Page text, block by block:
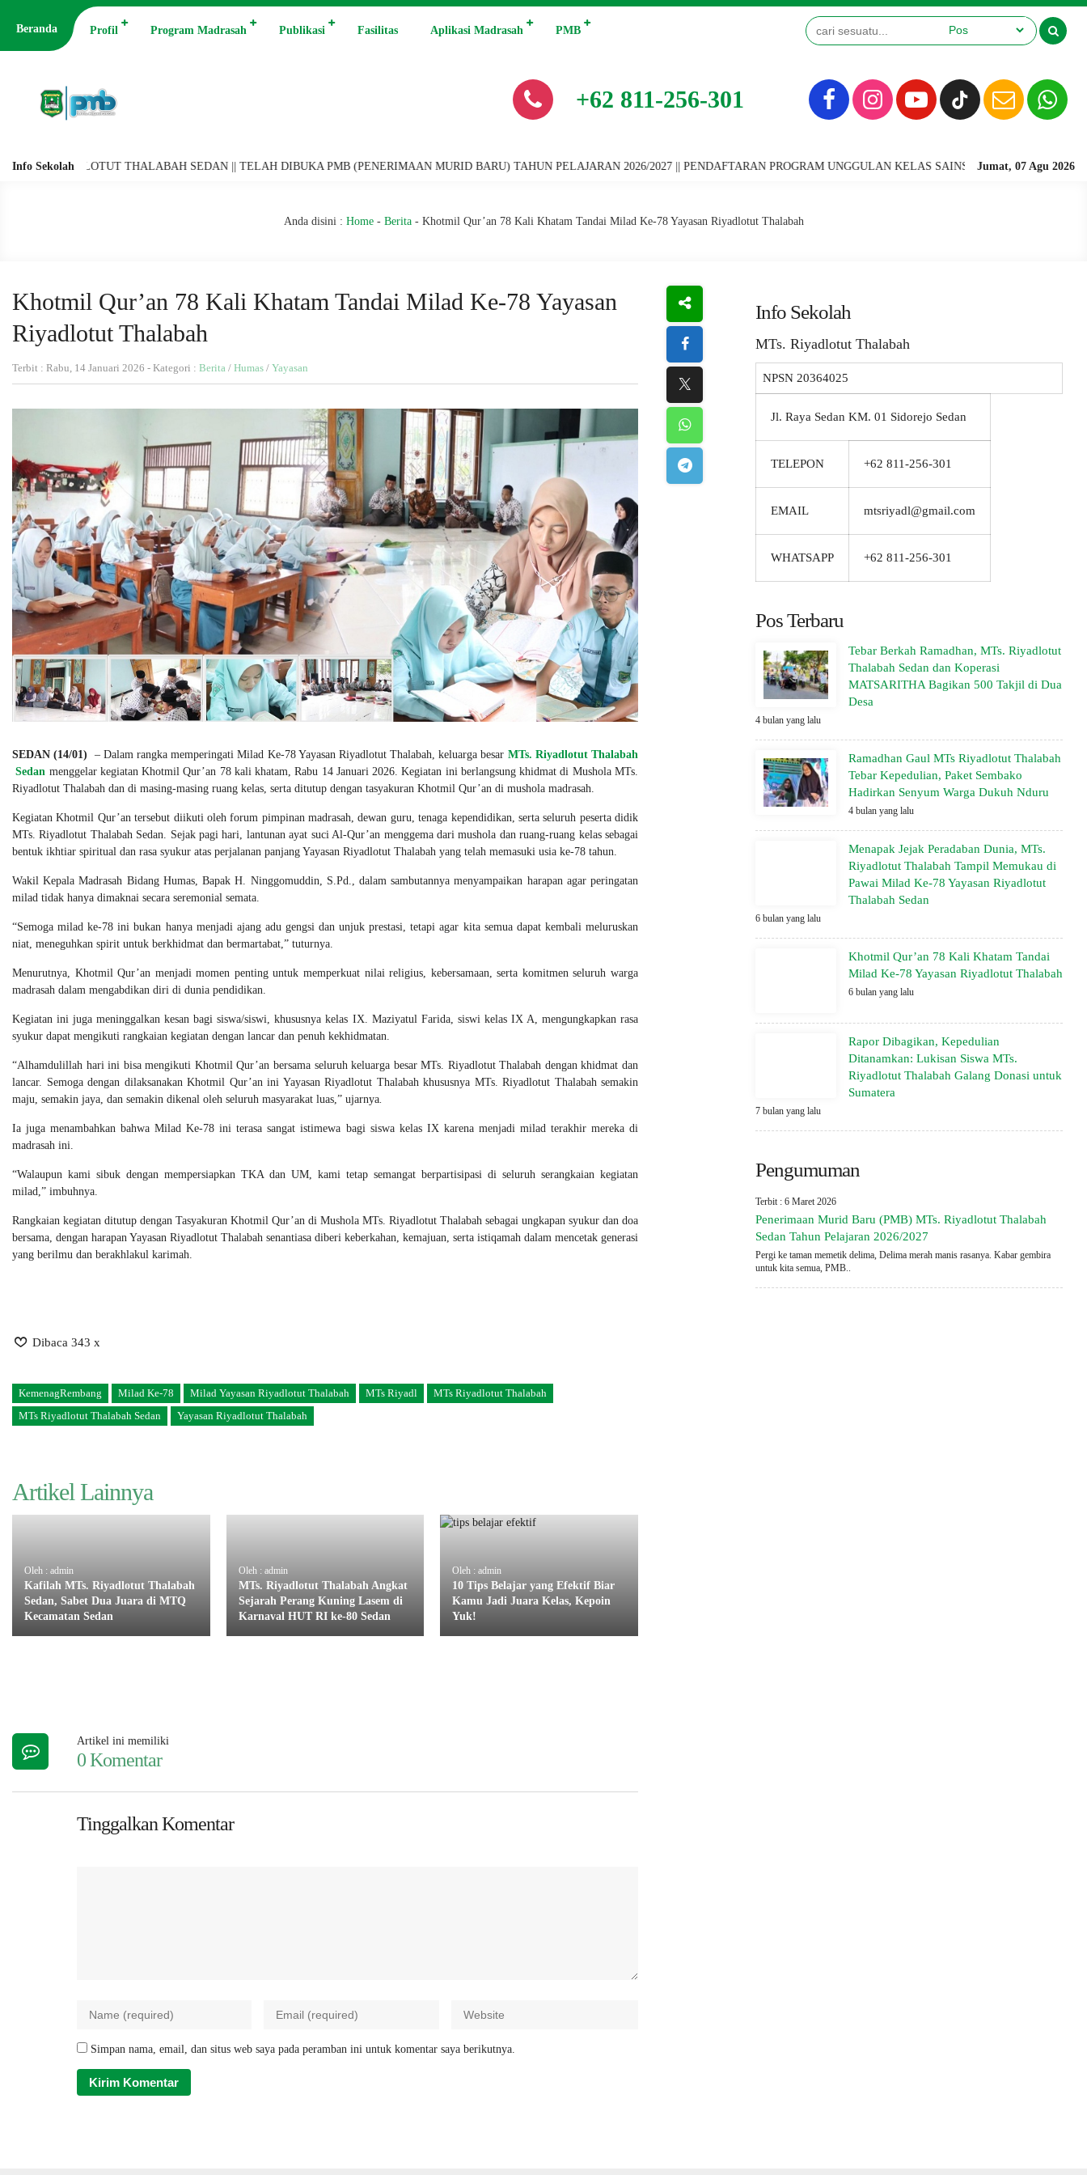
Beranda Profil Program Madrasah Publikasi Fasilitas Aplikasi Madrasah PMB
+62 811-256-301
Info Sekolah Jumat, 07 Agu 2026
THALABAH SEDAN || TELAH DIBUKA PMB (PENERIMAAN MURID BARU) TAHUN PELAJARAN 2026/2027 || PENDAFTARAN PROGRAM UNGGULAN KELAS SAINS TERINTEGRASI & KELAS
Anda disini : Home- Berita- Khotmil Qur’an 78 Kali Khatam Tandai Milad Ke-78 Yayasan Riyadlotut Thalabah
Khotmil Qur’an 78 Kali Khatam Tandai Milad Ke-78 Yayasan
Riyadlotut Thalabah
Terbit : Rabu, 14 Januari 2026 - Kategori : Berita / Humas / Yayasan
SEDAN (14/01) – Dalam rangka memperingati Milad Ke-78 Yayasan Riyadlotut Thalabah, keluarga besar MTs. Riyadlotut Thalabah
Sedan menggelar kegiatan Khotmil Qur’an 78 kali khatam, Rabu 14 Januari 2026. Kegiatan ini berlangsung khidmat di Mushola MTs.
Riyadlotut Thalabah dan di masing-masing ruang kelas, serta ditutup dengan tasyakuran Khotmil Qur’an di mushola madrasah.
Kegiatan Khotmil Qur’an tersebut diikuti oleh forum pimpinan madrasah, dewan guru, tenaga kependidikan, serta seluruh peserta didik
MTs. Riyadlotut Thalabah Sedan. Sejak pagi hari, lantunan ayat suci Al-Qur’an menggema dari mushola dan ruang-ruang kelas sebagai
bentuk ikhtiar spiritual dan rasa syukur atas perjalanan panjang Yayasan Riyadlotut Thalabah yang telah memasuki usia ke-78 tahun.
Wakil Kepala Madrasah Bidang Humas, Bapak H. Ninggomuddin, S.Pd., dalam sambutannya menyampaikan harapan agar peringatan
milad tidak hanya dimaknai secara seremonial semata.
“Semoga milad ke-78 ini bukan hanya menjadi ajang adu gengsi dan unjuk prestasi, tetapi agar kita semua dapat kembali meluruskan
niat, meneguhkan spirit untuk berkhidmat dan bermartabat,” tuturnya.
Menurutnya, Khotmil Qur’an menjadi momen penting untuk memperkuat nilai religius, kebersamaan, serta komitmen seluruh warga
madrasah dalam mengabdikan diri di dunia pendidikan.
Kegiatan ini juga meninggalkan kesan bagi siswa/siswi, khususnya kelas IX. Maziyatul Farida, siswi kelas IX A, mengungkapkan rasa
syukur dapat mengikuti rangkaian kegiatan dengan lancar dan penuh kekhidmatan.
“Alhamdulillah hari ini bisa mengikuti Khotmil Qur’an bersama seluruh keluarga besar MTs. Riyadlotut Thalabah dengan khidmat dan
lancar. Semoga dengan dilaksanakan Khotmil Qur’an ini Yayasan Riyadlotut Thalabah khususnya MTs. Riyadlotut Thalabah semakin
maju, semakin jaya, dan semakin dikenal oleh seluruh masyarakat luas,” ujarnya.
Ia juga menambahkan bahwa Milad Ke-78 ini terasa sangat istimewa bagi siswa kelas IX karena menjadi milad terakhir mereka di
madrasah ini.
“Walaupun kami sibuk dengan mempersiapkan TKA dan UM, kami tetap semangat berpartisipasi di seluruh serangkaian kegiatan
milad,” imbuhnya.
Rangkaian kegiatan ditutup dengan Tasyakuran Khotmil Qur’an di Mushola MTs. Riyadlotut Thalabah sebagai ungkapan syukur dan doa
bersama, dengan harapan Yayasan Riyadlotut Thalabah senantiasa diberi keberkahan, kemajuan, serta istiqamah dalam mencetak generasi
yang berilmu dan berakhlakul karimah.
Dibaca 343 x
KemenagRembang Milad Ke-78 Milad Yayasan Riyadlotut Thalabah MTs Riyadl
MTs Riyadlotut Thalabah
MTs Riyadlotut Thalabah Sedan
Yayasan Riyadlotut Thalabah
Artikel Lainnya
Oleh : admin
Kafilah MTs. Riyadlotut Thalabah
Sedan, Sabet Dua Juara di MTQ
Kecamatan Sedan
Oleh : admin
MTs. Riyadlotut Thalabah Angkat
Sejarah Perang Kuning Lasem di
Karnaval HUT RI ke-80 Sedan
Oleh : admin
10 Tips Belajar yang Efektif Biar
Kamu Jadi Juara Kelas, Kepoin
Yuk!
Artikel ini memiliki
0 Komentar
Tinggalkan Komentar
Simpan nama, email, dan situs web saya pada peramban ini untuk komentar saya berikutnya.
Info Sekolah
MTs. Riyadlotut Thalabah
NPSN 20364025
Jl. Raya Sedan KM. 01 Sidorejo Sedan
TELEPON +62 811-256-301
EMAIL mtsriyadl@gmail.com
WHATSAPP +62 811-256-301
Pos Terbaru
Tebar Berkah Ramadhan, MTs. Riyadlotut
Thalabah Sedan dan Koperasi
MATSARITHA Bagikan 500 Takjil di Dua
Desa
4 bulan yang lalu
Ramadhan Gaul MTs Riyadlotut Thalabah
Tebar Kepedulian, Paket Sembako
Hadirkan Senyum Warga Dukuh Nduru
4 bulan yang lalu
Menapak Jejak Peradaban Dunia, MTs.
Riyadlotut Thalabah Tampil Memukau di
Pawai Milad Ke-78 Yayasan Riyadlotut
Thalabah Sedan
6 bulan yang lalu
Khotmil Qur’an 78 Kali Khatam Tandai
Milad Ke-78 Yayasan Riyadlotut Thalabah
6 bulan yang lalu
Rapor Dibagikan, Kepedulian
Ditanamkan: Lukisan Siswa MTs.
Riyadlotut Thalabah Galang Donasi untuk
Sumatera
7 bulan yang lalu
Pengumuman
Terbit : 6 Maret 2026
Penerimaan Murid Baru (PMB) MTs. Riyadlotut Thalabah
Sedan Tahun Pelajaran 2026/2027
Pergi ke taman memetik delima, Delima merah manis rasanya. Kabar gembira
untuk kita semua, PMB..